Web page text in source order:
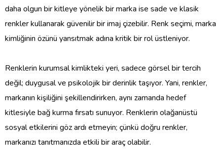
daha olgun bir kitleye yönelik bir marka ise sade ve klasik
renkler kullanarak güvenilir bir imaj çizebilir. Renk seçimi, marka
kimliğinin özünü yansıtmak adına kritik bir rol üstleniyor.
Renklerin kurumsal kimlikteki yeri, sadece görsel bir tercih
değil; duygusal ve psikolojik bir derinlik taşıyor. Yani, renkler,
markanın kişiliğini şekillendirirken, aynı zamanda hedef
kitlesiyle bağ kurma fırsatı sunuyor. Renklerin olağanüstü
sosyal etkilerini göz ardı etmeyin; çünkü doğru renkler,
markanızı tanıtmanızda etkili bir araç olabilir.